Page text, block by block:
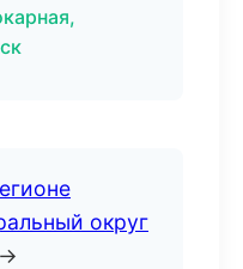
округ
→